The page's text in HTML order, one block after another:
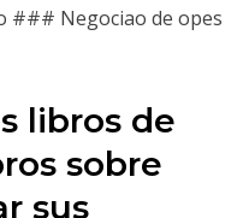
### Negociao de opes
libros de
sobre
sus